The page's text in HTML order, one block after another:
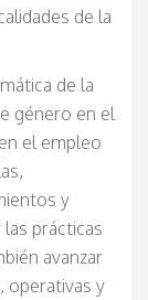
de la
de la
género en el
el empleo
y
prácticas
avanzar
operativas y